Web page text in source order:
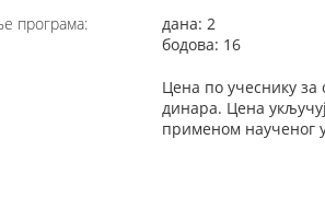
програма:
дана: 2
бодова: 16
Цена по учеснику
динара. Цена
применом наученог